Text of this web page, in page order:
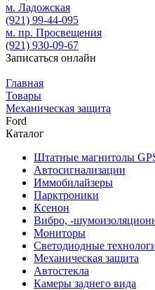
м. Ладожская
(921) 99-44-095
м. пр. Просвещения
(921) 930-09-67
Записаться онлайн
Главная
Товары
Механическая защита
Ford
Каталог
Штатные магнитолы
Автосигнализации
Иммобилайзеры
Парктроники
Ксенон
Вибро, -
Мониторы
Светодиодные
Механическая защита
Автостекла
Камеры заднего вида